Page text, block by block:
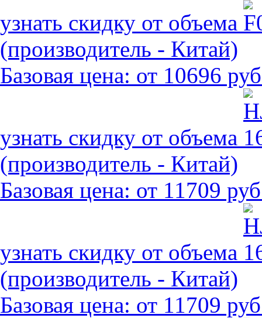
узнать скидку от объема
(производитель - Китай)
Базовая цена: от 10696
узнать скидку от объема
(производитель - Китай)
Базовая цена: от 11709
узнать скидку от объема
(производитель - Китай)
Базовая цена: от 11709